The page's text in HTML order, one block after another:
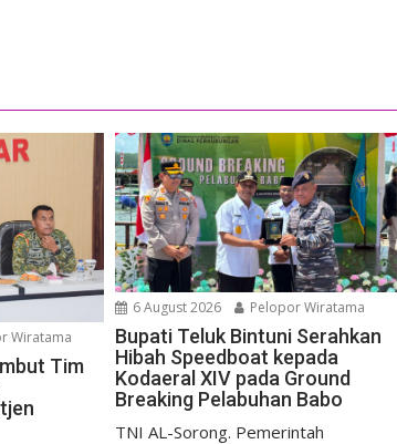
Wiratama
Tim
6 August 2026 Pelopor Wiratama
Bupati Teluk Bintuni Serahkan
Hibah Speedboat kepada
Kodaeral XIV pada Ground
Breaking Pelabuhan Babo
TNI AL-Sorong. Pemerintah